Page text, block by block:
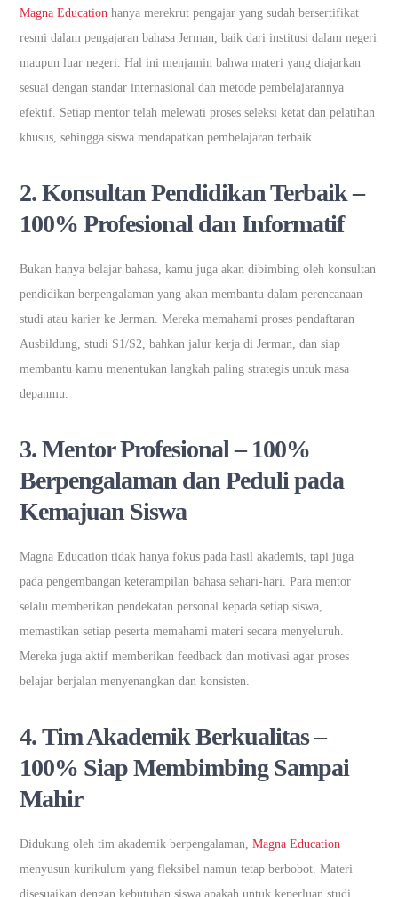
Magna Educationhanya merekrut pengajar yang sudah bersertifikat
resmi dalam pengajaran bahasa Jerman, baik dari institusi dalam negeri
maupun luar negeri. Hal ini menjamin bahwa materi yang diajarkan
sesuai dengan standar internasional dan metode pembelajarannya
efektif. Setiap mentor telah melewati proses seleksi ketat dan pelatihan
khusus, sehingga siswa mendapatkan pembelajaran terbaik.
2.Konsultan Pendidikan Terbaik –
100% Profesional dan Informatif
Bukan hanya belajar bahasa, kamu juga akan dibimbing oleh konsultan
pendidikan berpengalaman yang akan membantu dalam perencanaan
studi atau karier ke Jerman. Mereka memahami proses pendaftaran
Ausbildung, studi S1/S2, bahkan jalur kerja di Jerman, dan siap
membantu kamu menentukan langkah paling strategis untuk masa
depanmu.
3.Mentor Profesional – 100%
Berpengalaman dan Peduli pada
Kemajuan Siswa
Magna Education tidak hanya fokus pada hasil akademis, tapi juga
pada pengembangan keterampilan bahasa sehari-hari. Para mentor
selalu memberikan pendekatan personal kepada setiap siswa,
memastikan setiap peserta memahami materi secara menyeluruh.
Mereka juga aktif memberikan feedback dan motivasi agar proses
belajar berjalan menyenangkan dan konsisten.
4.Tim Akademik Berkualitas –
100% Siap Membimbing Sampai
Mahir
Didukung oleh tim akademik berpengalaman,Magna Education
menyusun kurikulum yang fleksibel namun tetap berbobot. Materi
disesuaikan dengan kebutuhan siswa apakah untuk keperluan studi,